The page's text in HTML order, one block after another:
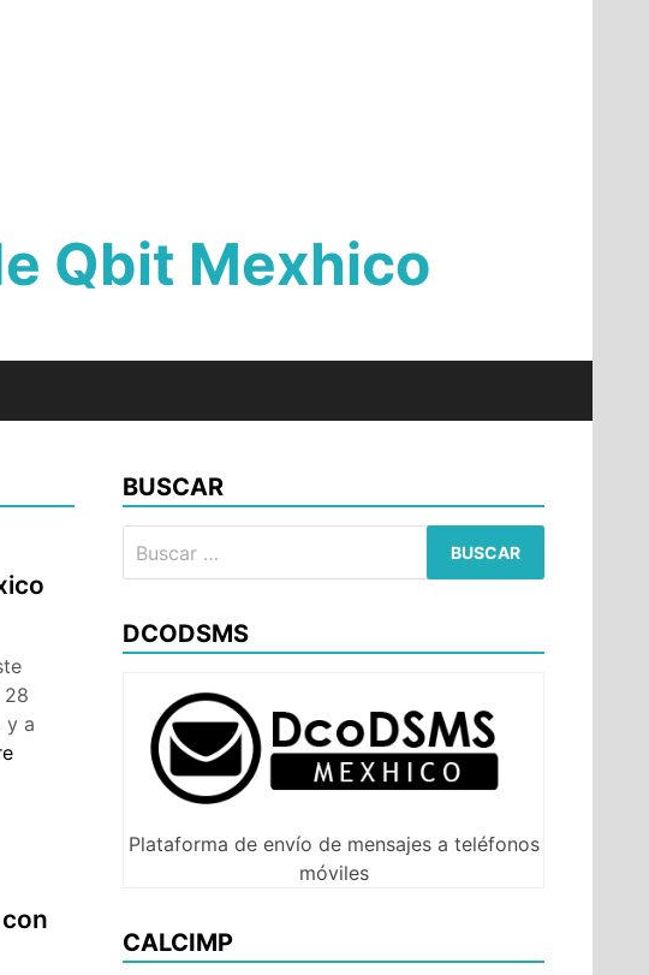
Qbit Mexhico
28
y a
BUSCAR
DCODSMS
Plataforma de envío de mensajes a teléfonos
móviles
CALCIMP